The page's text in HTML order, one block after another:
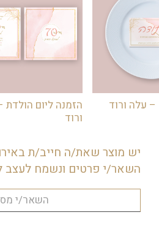
בערך לפי כמות
בשולחן.
עלה ורוד
הזמנה ליום הולדת
ורוד
יש מוצר שאת/ה חייב/ת
השאר/י פרטים ונשמח לעצב